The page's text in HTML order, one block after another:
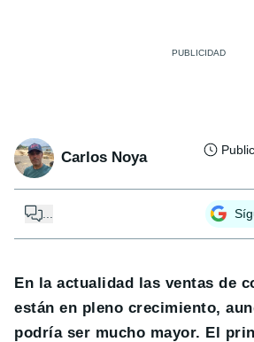
Carlos Noya
En la actualidad las ventas de
están en pleno crecimiento,
podría ser mucho mayor. El